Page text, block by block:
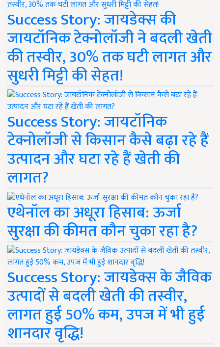
Success Story: जायडेक्स की
जायटॉनिक टेक्नोलॉजी ने बदली खेती
की तस्वीर, 30% तक घटी लागत और
सुधरी मिट्टी की सेहत!
Success Story: जायटॉनिक
टेक्नोलॉजी से किसान कैसे बढ़ा रहे हैं
उत्पादन और घटा रहे हैं खेती की
लागत?
एथेनॉल का अधूरा हिसाब: ऊर्जा
सुरक्षा की कीमत कौन चुका रहा है?
Success Story: जायडेक्स के जैविक
उत्पादों से बदली खेती की तस्वीर,
लागत हुई 50% कम, उपज में भी हुई
शानदार वृद्धि!